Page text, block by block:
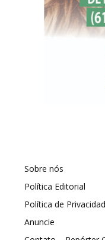
Sobre nós
Política Editorial
Política de
Anuncie